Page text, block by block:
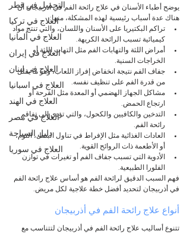
التجميل في قطر
العلاج في تركيا
العلاج في ألمانيا
العلاج في إيران
العلاج في لبنان
العلاج في اسبانيا
العلاج في الهند
العلاج في مصر
دليل السياحة
العلاج في سوريا
يوضح أطباء الأسنان في علاج رائحة الفم في أذربيجان أن
هناك عدة أسباب رئيسية لهذه المشكلة، منها:
تراكم البكتيريا على الأسنان واللسان، والتي تنتج مواد
كيميائية تسبب الرائحة الكريهة.
أمراض اللثة والتهابات الفم مثل التهاب اللثة أو
الخراجات السنية.
جفاف الفم نتيجة انخفاض إفراز اللعاب، وهو ما يقلل
من قدرة الفم على تنظيف نفسه.
مشاكل الجهاز الهضمي أو المعدة مثل القرحة أو
ارتجاع الحمض.
التدخين والكافيين والكحول، والتي تؤدي إلى تفاقم
رائحة الفم.
العادات الغذائية مثل الإفراط في تناول البصل، الثوم،
أو الأطعمة ذات الروائح القوية.
الأدوية التي تسبب جفاف الفم أو تغيرات في توازن
الفلورا الطبيعية.
فهم السبب الدقيق لرائحة الفم هو أساس علاج رائحة الفم
في أذربيجان لتحديد أفضل خطة علاجية لكل مريض.
أنواع علاج رائحة الفم في أذربيجان
تتنوع أساليب علاج رائحة الفم في أذربيجان لتتناسب مع